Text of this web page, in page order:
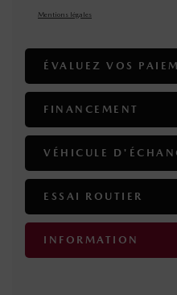
Mentions légales
ÉVALUEZ VOS
FINANCEMENT
VÉHICULE
ESSAI ROUTIER
INFORMATION